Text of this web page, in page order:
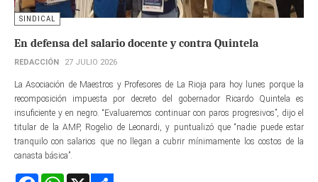
SINDICAL
En defensa del salario docente y contra Quintela
REDACCIÓN 27 JULIO 2026
La Asociación de Maestros y Profesores de La Rioja para hoy lunes porque la
recomposición impuesta por decreto del gobernador Ricardo Quintela es
insuficiente y en negro. “Evaluaremos continuar con paros progresivos”, dijo el
titular de la AMP, Rogelio de Leonardi, y puntualizó que “nadie puede estar
tranquilo con salarios que no llegan a cubrir mínimamente los costos de la
canasta básica”.
FacebookWhatsApp